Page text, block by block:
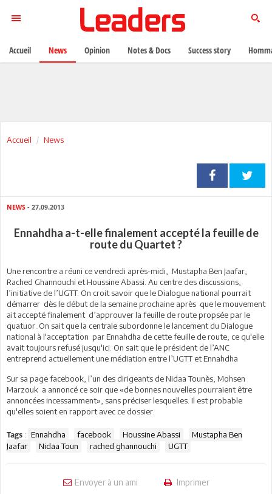
Accueil News
NEWS - 27.09.2013
Ennahdha a-t-elle finalement accepté la feuille de
route du Quartet ?
Une rencontre a réuni ce vendredi après-midi, Mustapha Ben Jaafar,
Rached Ghannouchi et Houssine Abassi. Au centre des discussions,
l’initiative de l’UGTT. On croit savoir que le Dialogue national pourrait
démarrer dès le début de la semaine prochaine après que le mouvement
ait accepté finalement d’approuver la feuille de route propsée par le
quatuor. On sait que la centrale subordonne le lancement du Dialogue
national à l'acceptation par Ennahdha de cette feuille de route, ce qu'elle
avait toujours refusé jusqu'ici. On sait que le président de l’ANC
entreprend actuellement une médiation entre l’UGTT et Ennahdha
Sur sa page facebook, l’un des dirigeants de Nidaa Tounès, Mohsen
Marzouk a annoncé ce soir que «de bonnes nouvelles pourraient être
annoncées incessamment», sans préciser lesquelles. Il est probable
qu'elles soient en rapport avec ce dossier.
Tags : Ennahdha facebook Houssine Abassi
Mustapha Ben
Jaafar
Nidaa Toun rached ghannouchi UGTT
Envoyer à un ami Imprimer
Accueil News Opinion Notes & Docs Success story